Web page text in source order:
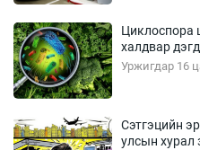
Циклоспора
халдвар
Уржигдар 16
Сэтгэцийн
улсын хурал